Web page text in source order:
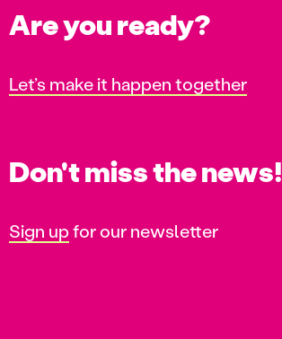
Are you ready?
Let’s make it happen together
Don't miss the news!
Sign upfor our newsletter